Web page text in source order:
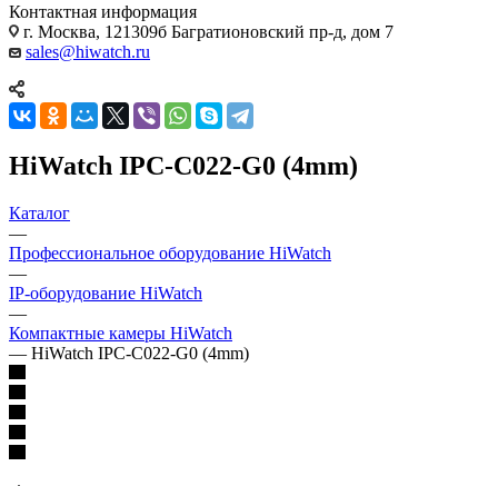
Контактная информация
г. Москва, 121309б Багратионовский пр-д, дом 7
sales@hiwatch.ru
HiWatch IPC-C022-G0 (4mm)
Каталог
—
Профессиональное оборудование HiWatch
—
IP-оборудование HiWatch
—
Компактные камеры HiWatch
— HiWatch IPC-C022-G0 (4mm)